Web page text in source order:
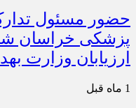
حضور مسئول
پزشکی خراسان
ارزیابان وزارت
1 ماه قبل